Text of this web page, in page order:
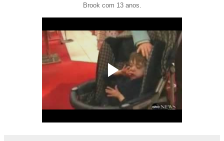
Brook com 13 anos.